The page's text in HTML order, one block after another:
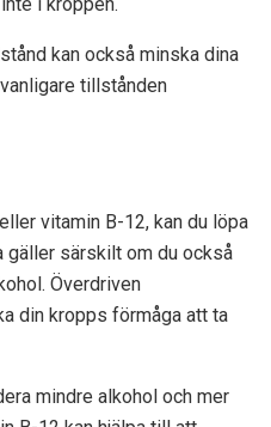
kan också minska dina
tillstånden
vitamin B-12, kan du löpa
särskilt om du också
Överdriven
din kropps förmåga att ta
mindre alkohol och mer